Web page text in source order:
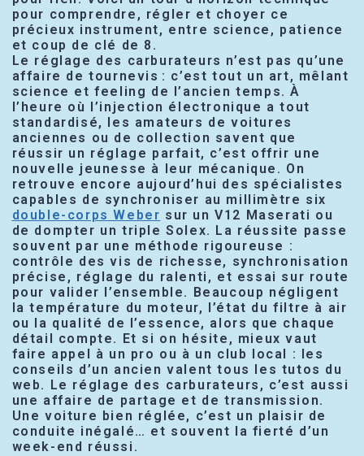
pour comprendre, régler et choyer ce
précieux instrument, entre science, patience
et coup de clé de 8.
Le réglage des carburateurs n’est pas qu’une
affaire de tournevis : c’est tout un art, mêlant
science et feeling de l’ancien temps. À
l’heure où l’injection électronique a tout
standardisé, les amateurs de voitures
anciennes ou de collection savent que
réussir un réglage parfait, c’est offrir une
nouvelle jeunesse à leur mécanique. On
retrouve encore aujourd’hui des spécialistes
capables de synchroniser au millimètre six
double-corps Weber sur un V12 Maserati ou
de dompter un triple Solex. La réussite passe
souvent par une méthode rigoureuse :
contrôle des vis de richesse, synchronisation
précise, réglage du ralenti, et essai sur route
pour valider l’ensemble. Beaucoup négligent
la température du moteur, l’état du filtre à air
ou la qualité de l’essence, alors que chaque
détail compte. Et si on hésite, mieux vaut
faire appel à un pro ou à un club local : les
conseils d’un ancien valent tous les tutos du
web. Le réglage des carburateurs, c’est aussi
une affaire de partage et de transmission.
Une voiture bien réglée, c’est un plaisir de
conduite inégalé… et souvent la fierté d’un
week-end réussi.